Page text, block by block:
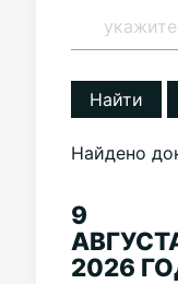
Найти
Найдено
9
2026